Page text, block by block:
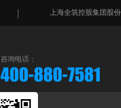
上海全筑控股集团股份有限公司
咨询电话：
400-880-7581